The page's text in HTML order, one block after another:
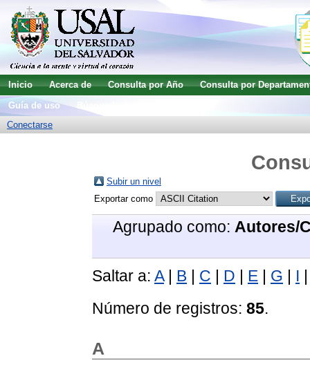
Inicio Acerca de Consulta por Año
Consulta por
Guía de uso
Conectarse
Subir un nivel
Exportar como
Agrupado como: Autores/
Saltar a: A| B | C | D | E | G | I
Número de registros: 85.
A